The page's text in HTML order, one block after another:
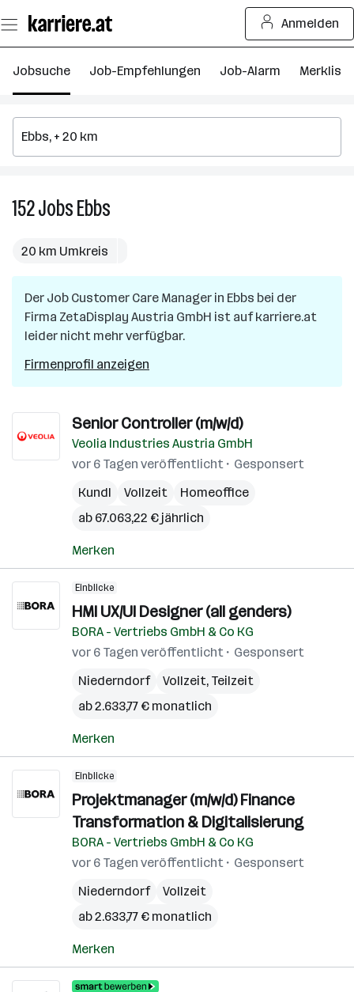
Seiteninhalt
springen
Anmelden
Jobsuche Job-Empfehlungen Job-Alarm Merkliste
152JobsEbbs
20 km Umkreis
Der Job Customer Care Manager in Ebbs bei der
Firma ZetaDisplay Austria GmbH ist auf karriere.at
leider nicht mehr verfügbar.
Firmenprofil anzeigen
Senior Controller (m/w/d)
Veolia Industries Austria GmbH
vor 6 Tagen veröffentlicht
Gesponsert
Kundl
Vollzeit
Homeoffice
ab 67.063,22 € jährlich
Merken
Einblicke
HMI UX/UI Designer (all genders)
BORA - Vertriebs GmbH & Co KG
vor 6 Tagen veröffentlicht
Gesponsert
Niederndorf
Vollzeit, Teilzeit
ab 2.633,77 € monatlich
Merken
Einblicke
Projektmanager (m/w/d) Finance
Transformation & Digitalisierung
BORA - Vertriebs GmbH & Co KG
vor 6 Tagen veröffentlicht
Gesponsert
Niederndorf
Vollzeit
ab 2.633,77 € monatlich
Merken